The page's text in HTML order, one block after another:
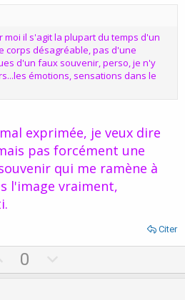
il s'agit la plupart du temps d'un
corps désagréable, pas d'une
d'un faux souvenir, perso, je n'y
émotions, sensations dans le
exprimée, je veux dire
pas forcément une
qui me ramène à
l'image vraiment,
Citer
p
0
o